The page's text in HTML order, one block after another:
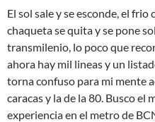
El sol sale y se esconde, el
chaqueta se quita y se pone
transmilenio, lo poco que
ahora hay mil lineas y un
torna confuso para mi mente
caracas y la de la 80. Busco el
experiencia en el metro de